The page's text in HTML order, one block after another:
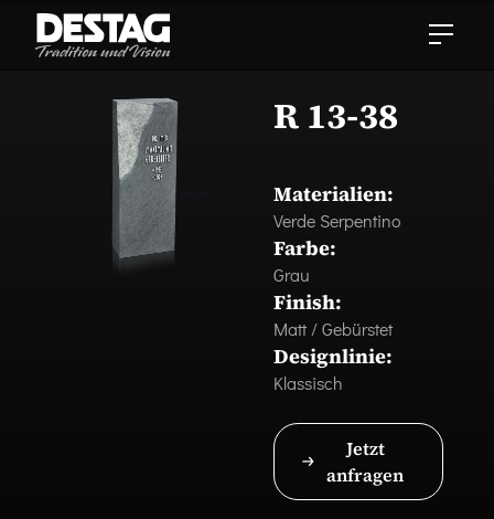
R 13-38
Materialien:
Verde Serpentino
Farbe:
Grau
Finish:
Matt / Gebürstet
Designlinie:
Klassisch
Jetzt
anfragen